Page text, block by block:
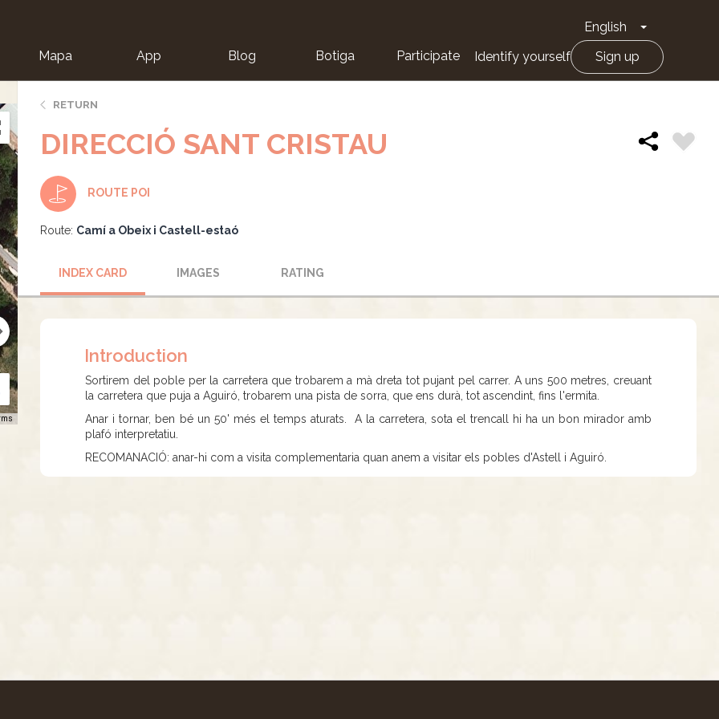
English Toggle
Mapa App Blog Botiga Participate Identify yourself Sign up
RETURN
DIRECCIÓ SANT CRISTAU
ROUTE POI
Route: Camí a Obeix i Castell-estaó
INDEX CARD IMAGES RATING
Introduction
Sortirem del poble per la carretera que trobarem a mà dreta tot pujant pel carrer. A uns 500 metres, creuant
la carretera que puja a Aguiró, trobarem una pista de sorra, que ens durà, tot ascendint, fins l'ermita.
Anar i tornar, ben bé un 50' més el temps aturats. A la carretera, sota el trencall hi ha un bon mirador amb
plafó interpretatiu.
RECOMANACIÓ: anar-hi com a visita complementaria quan anem a visitar els pobles d'Astell i Aguiró.